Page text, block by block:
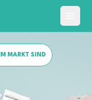
MARKT SIND